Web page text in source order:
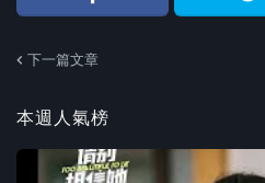
下一篇文章
本週人氣榜